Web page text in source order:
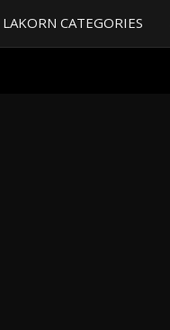
LAKORN CATEGORIES